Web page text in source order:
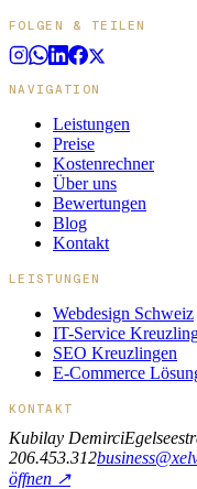
FOLGEN & TEILEN
NAVIGATION
Leistungen
Preise
Kostenrechner
Über uns
Bewertungen
Blog
Kontakt
LEISTUNGEN
Webdesign Schweiz
IT-Service
SEO Kreuzlingen
E-Commerce
KONTAKT
Kubilay Demirci
206.453.312
öffnen ↗